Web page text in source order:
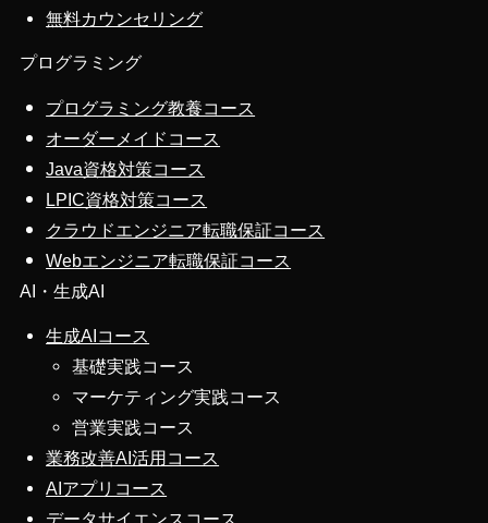
無料カウンセリング
プログラミング
プログラミング教養コース
オーダーメイドコース
Java資格対策コース
LPIC資格対策コース
クラウドエンジニア転職保証コース
Webエンジニア転職保証コース
AI・生成AI
生成AIコース
基礎実践コース
マーケティング実践コース
営業実践コース
業務改善AI活用コース
AIアプリコース
データサイエンスコース